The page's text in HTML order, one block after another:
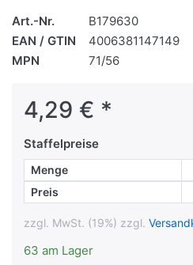
Art.-Nr.
B179630
EAN / GTIN
4006381147149
MPN
71/56
4,29 € *
Staffelpreise
Menge
Preis
zzgl. MwSt. (19%) zzgl.
63 am Lager